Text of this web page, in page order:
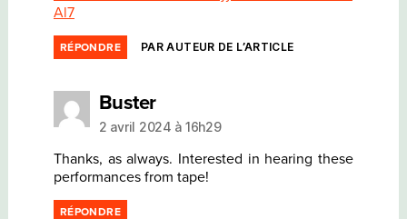
Al7
RÉPONDRE PAR AUTEUR DE L’ARTICLE
Busterdit :
2 avril 2024 à 16h29
Thanks, as always. Interested in hearing these
performances from tape!
RÉPONDRE